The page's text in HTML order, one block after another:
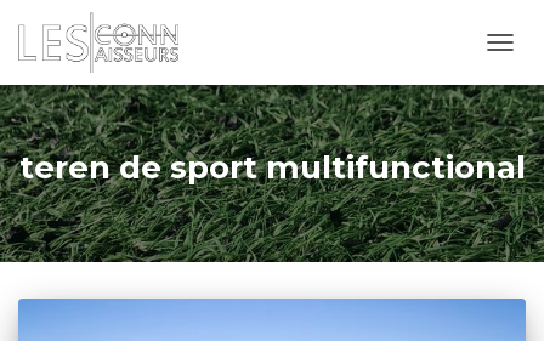
teren de sport multifunctional